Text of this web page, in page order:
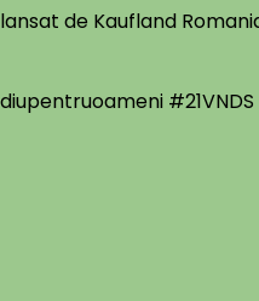
de Kaufland
#21VNDS